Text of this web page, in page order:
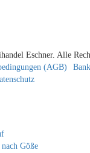
Eschner. Alle
(AGB)
Göße